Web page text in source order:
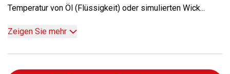
Temperatur von Öl (Flüssigkeit) oder simulierten Wick...
Zeigen Sie mehr